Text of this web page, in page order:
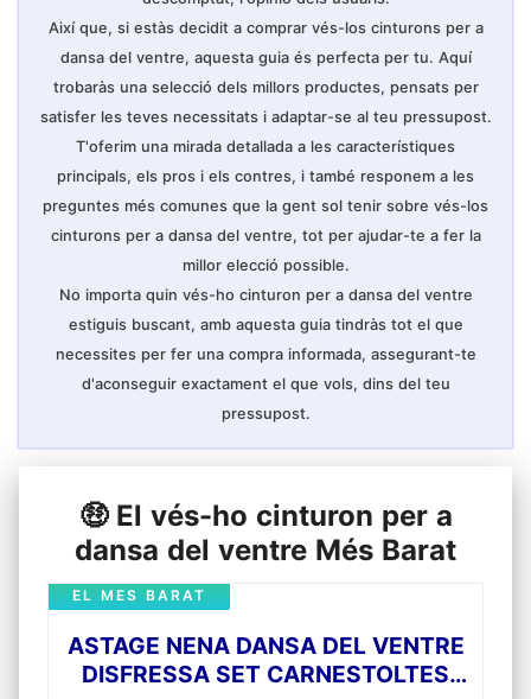
Així que, si estàs decidit a comprar vés-los cinturons per a
dansa del ventre, aquesta guia és perfecta per tu. Aquí
trobaràs una selecció dels millors productes, pensats per
satisfer les teves necessitats i adaptar-se al teu pressupost.
T'oferim una mirada detallada a les característiques
principals, els pros i els contres, i també responem a les
preguntes més comunes que la gent sol tenir sobre vés-los
cinturons per a dansa del ventre, tot per ajudar-te a fer la
millor elecció possible.
No importa quin vés-ho cinturon per a dansa del ventre
estiguis buscant, amb aquesta guia tindràs tot el que
necessites per fer una compra informada, assegurant-te
d'aconseguir exactament el que vols, dins del teu
pressupost.
🤑 El vés-ho cinturon per a
dansa del ventre Més Barat
ASTAGE NENA DANSA DEL VENTRE
DISFRESSA SET CARNESTOLTES
EL MES BARAT